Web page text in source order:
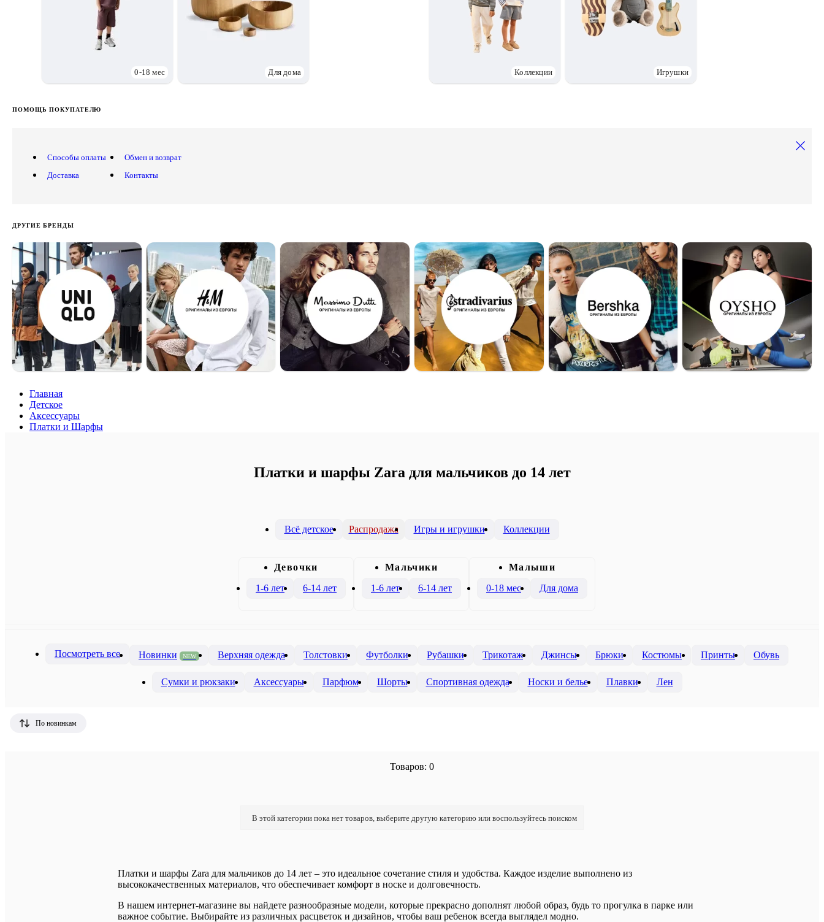
0-18 мес Для дома Коллекции Игрушки
ПОМОЩЬ ПОКУПАТЕЛЮ
Способы оплаты
Доставка
Обмен и возврат
Контакты
ДРУГИЕ БРЕНДЫ
Главная
Детское
Аксессуары
Платки и Шарфы
Платки и шарфы Zara для мальчиков до 14 лет
Всё детское Распродажа Игры и игрушки Коллекции
Девочки
1-6 лет
6-14 лет
Mальчики
1-6 лет
6-14 лет
Малыши
0-18 мес
Для дома
Посмотреть все Новинки NEW Верхняя одежда Толстовки Футболки Рубашки Трикотаж Джинсы Брюки Костюмы Принты Обувь
Сумки и рюкзаки Аксессуары Парфюм Шорты Спортивная одежда Носки и белье Плавки Лен
По новинкам
Товаров: 0
В этой категории пока нет товаров, выберите другую категорию или воспользуйтесь поиском
Платки и шарфы Zara для мальчиков до 14 лет – это идеальное сочетание стиля и удобства. Каждое изделие выполнено из
высококачественных материалов, что обеспечивает комфорт в носке и долговечность.
В нашем интернет-магазине вы найдете разнообразные модели, которые прекрасно дополнят любой образ, будь то прогулка в парке или
важное событие. Выбирайте из различных расцветок и дизайнов, чтобы ваш ребенок всегда выглядел модно.